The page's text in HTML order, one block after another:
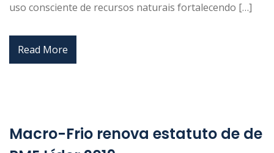
uso consciente de recursos naturais fortalecendo […]
Read More
Macro-Frio renova estatuto de de